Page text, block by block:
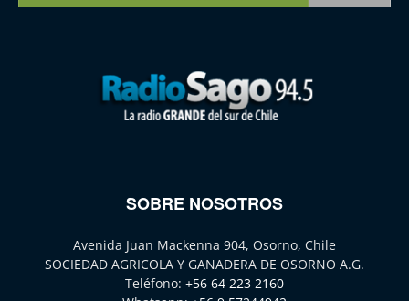
SOBRE NOSOTROS
Avenida Juan Mackenna 904, Osorno, Chile
SOCIEDAD AGRICOLA Y GANADERA DE OSORNO A.G.
Teléfono: +56 64 223 2160